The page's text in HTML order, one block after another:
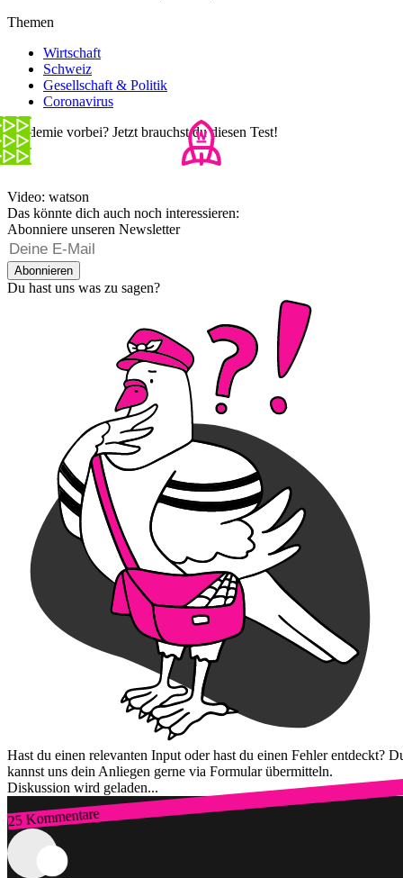
Themen
Wirtschaft
Schweiz
Gesellschaft & Politik
Coronavirus
Pandemie vorbei? Jetzt brauchst du diesen Test!
Video: watson
Das könnte dich auch noch interessieren:
Abonniere unseren Newsletter
Abonnieren
Du hast uns was zu sagen?
Hast du einen relevanten Input oder hast du einen Fehler entdeckt?
kannst uns dein Anliegen gerne via Formular übermitteln.
Diskussion wird geladen...
25 Kommentare
Zum Login